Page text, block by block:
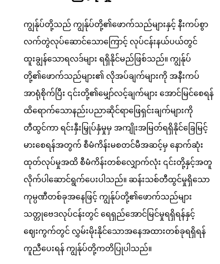
ကျွန်ုပ်တို့သည် ကျွန်ုပ်တို့၏ဖောက်သည်များနှင့် နီးကပ်စွာ
လက်တွဲလုပ်ဆောင်သောကြောင့် လုပ်ငန်းနယ်ပယ်တွင်
ထူးချွန်သောရလဒ်များ ရရှိနိုင်မည်ဖြစ်သည်။ ကျွန်ုပ်
တို့၏ဖောက်သည်များ၏ လိုအပ်ချက်များကို အနီးကပ်
အာရုံစိုက်ပြီး ၎င်းတို့၏မျှော်လင့်ချက်များ အောင်မြင်စေရန်
ထိရောက်သောနည်းပညာဆိုင်ရာဖြေရှင်းချက်များကို
တီထွင်ကာ ရင်းနှီးမြှုပ်နှံမှုမှ အကျိုးအမြတ်ရရှိနိုင်ခြေမြင့်
မားစေရန်အတွက် စီမံကိန်းမစတင်မီအဆင့်မှ နောက်ဆုံး
ထုတ်လုပ်မှုအထိ စီမံကိန်းတစ်လျှောက်လုံး ၎င်းတို့နှင့်အတူ
လိုက်ပါဆောင်ရွက်ပေးပါသည်။ ဆန်းသစ်တီထွင်မှုရှိသော
ကုမ္ပဏီတစ်ခုအနေဖြင့် ကျွန်ုပ်တို့၏ဖောက်သည်များ
သတ္တုဗေဒလုပ်ငန်းတွင် ရေရှည်အောင်မြင်မှုရရှိရန်နှင့်
ဈေးကွက်တွင် လွှမ်းမိုးနိုင်သောအနေအထားတစ်ခုရရှိရန်
ကူညီပေးရန် ကျွန်ုပ်တို့ကတိပြုပါသည်။